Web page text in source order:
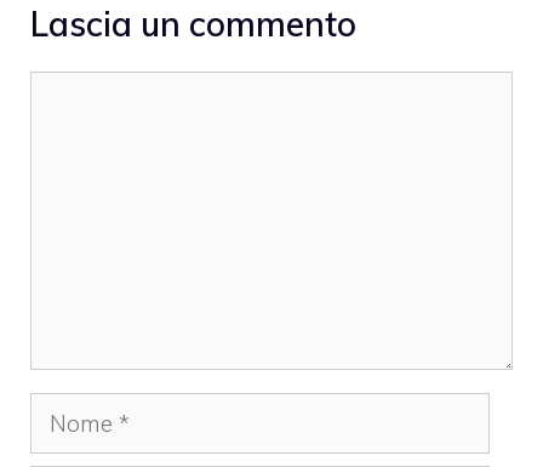
Lascia un commento
Nome